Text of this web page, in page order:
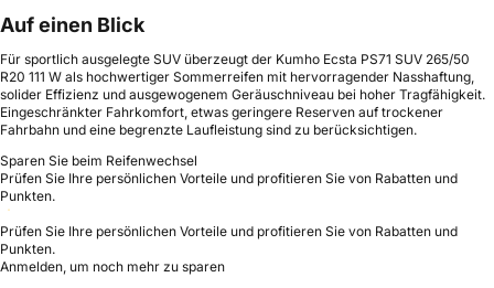
Auf einen Blick
Für sportlich ausgelegte SUV überzeugt der Kumho Ecsta PS71 SUV 265/50
R20 111 W als hochwertiger Sommerreifen mit hervorragender Nasshaftung,
solider Effizienz und ausgewogenem Geräuschniveau bei hoher Tragfähigkeit.
Eingeschränkter Fahrkomfort, etwas geringere Reserven auf trockener
Fahrbahn und eine begrenzte Laufleistung sind zu berücksichtigen.
Sparen Sie beim Reifenwechsel
Prüfen Sie Ihre persönlichen Vorteile und profitieren Sie von Rabatten und
Punkten.
Prüfen Sie Ihre persönlichen Vorteile und profitieren Sie von Rabatten und
Punkten.
Anmelden, um noch mehr zu sparen